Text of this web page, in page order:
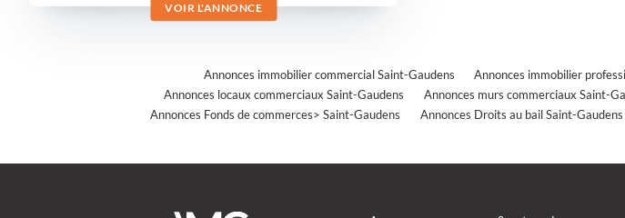
VOIR L'ANNONCE
Annonces immobilier commercial Saint-Gaudens Annonces immobilier
Annonces locaux commerciaux Saint-Gaudens
Annonces murs commerciaux Saint-
Annonces Fonds de commerces> Saint-Gaudens
Annonces Droits au bail Saint-Gaudens